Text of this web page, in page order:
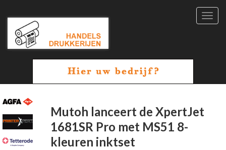
Mutoh lanceert de XpertJet
1681SR Pro met MS51 8-
kleuren inktset